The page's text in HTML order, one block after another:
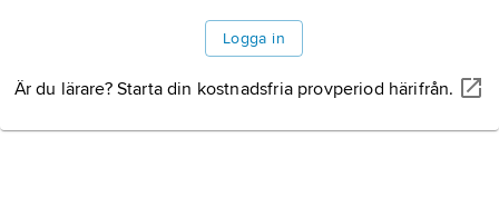
Logga in
Är du lärare? Starta din kostnadsfria provperiod härifrån.